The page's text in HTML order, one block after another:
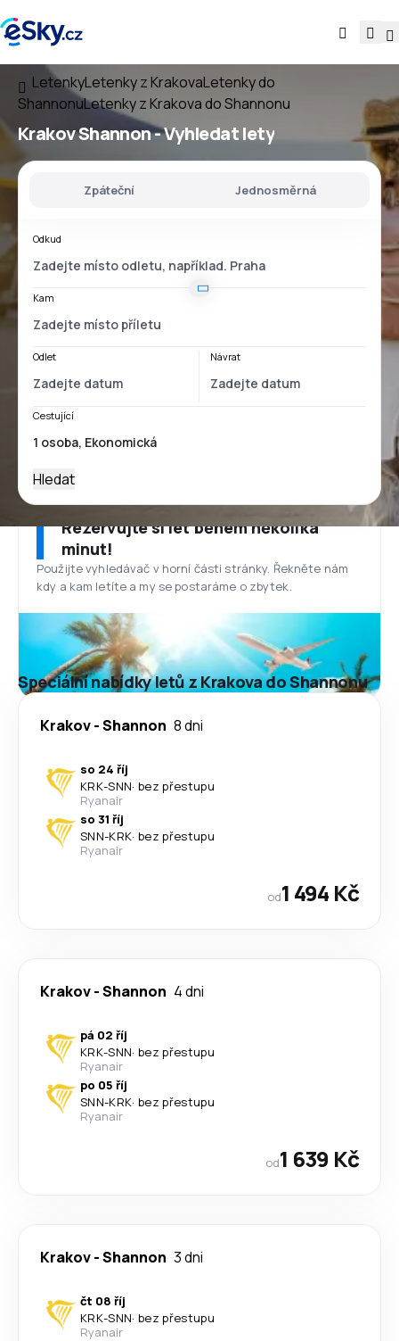
LetenkyLetenky z KrakovaLetenky do
ShannonuLetenky z Krakova do Shannonu
Krakov Shannon- Vyhledat lety
Zpáteční Jednosměrná
Odkud
Kam
Odlet Návrat
Cestující
Hledat
Rezervujte si let během několika
minut!
Použijte vyhledávač v horní části stránky. Řekněte nám
kdy a kam letíte a my se postaráme o zbytek.
Speciální nabídky letů z Krakova do Shannonu
Krakov-Shannon 8 dni
so 24 říj
KRK-SNN· bez přestupu
Ryanair
so 31 říj
SNN-KRK· bez přestupu
Ryanair
od1 494 Kč
Krakov-Shannon 4 dni
pá 02 říj
KRK-SNN· bez přestupu
Ryanair
po 05 říj
SNN-KRK· bez přestupu
Ryanair
od1 639 Kč
Krakov-Shannon 3 dni
čt 08 říj
KRK-SNN· bez přestupu
Ryanair